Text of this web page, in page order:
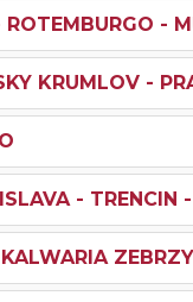
-
KRUMLOV -
- TRENCIN